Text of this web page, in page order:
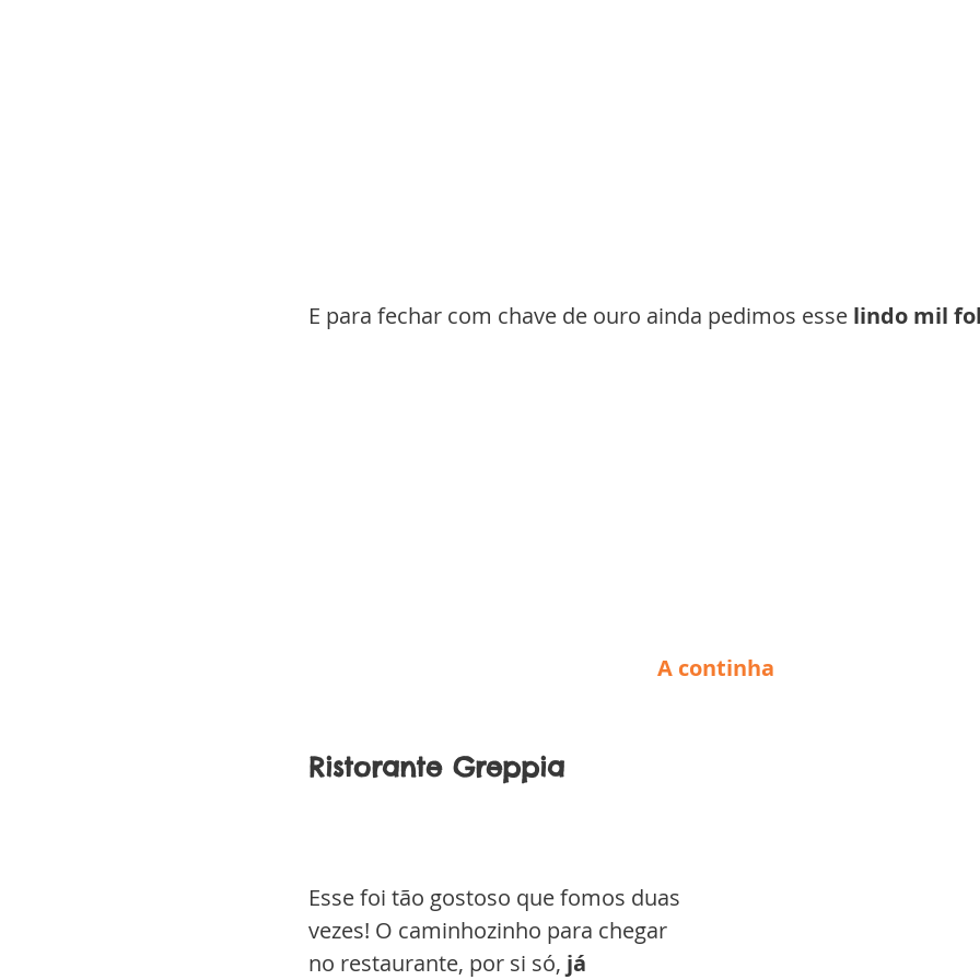
E para fechar com chave de ouro ainda pedimos esse lindo mil
A continha
Ristorante Greppia
Esse foi tão gostoso que fomos duas
vezes! O caminhozinho para chegar
no restaurante, por si só, já